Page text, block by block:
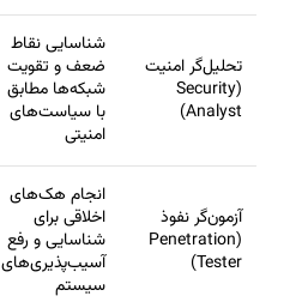
تحلیل‌گر امنیت
(Security
Analyst)
شناسایی نقاط
ضعف و تقویت
شبکه‌ها مطابق
با سیاست‌های
امنیتی
آزمون‌گر نفوذ
(Penetration
Tester)
انجام هک‌های
اخلاقی برای
شناسایی و رفع
آسیب‌پذیری‌های
سیستم